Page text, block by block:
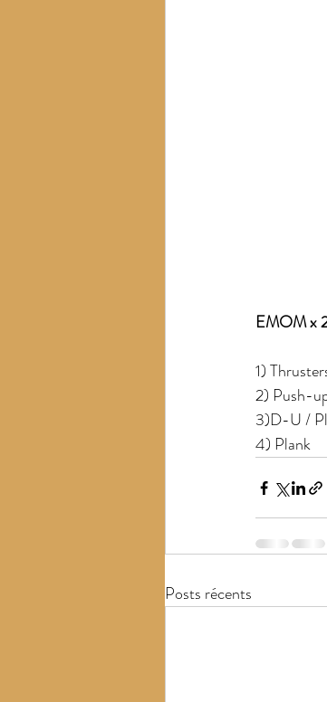
EMOM x
1)
2) Push-
3)D-U /
4) Plank
Posts récents